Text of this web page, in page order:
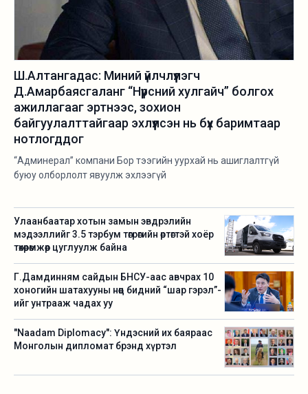
Ш.Алтангадас: Миний үйлчлүүлэгч
Д.Амарбаясгаланг “Нүүрсний хулгайч” болгох
ажиллагааг эртнээс, зохион
байгуулалттайгаар эхлүүлсэн нь бүх баримтаар
нотлогддог
“Админерал” компани Бор тээгийн уурхай нь ашиглалтгүй
буюу олборлолт явуулж эхлээгүй
Улаанбаатар хотын замын эвдрэлийн
мэдээллийг 3.5 тэрбум төгрөгийн өртөгтэй хоёр
төхөөрөмжөөр цуглуулж байна
Г.Дамдинням сайдын БНСУ-аас авчрах 10
хоногийн шатахууны нөөц бидний “шар гэрэл”-
ийг унтрааж чадах уу
"Naadam Diplomacy": Үндэсний их баяраас
Монголын дипломат брэнд хүртэл